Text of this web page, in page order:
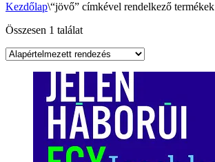
Kezdőlap\“jövő” címkével rendelkező termékek
Összesen 1 találat